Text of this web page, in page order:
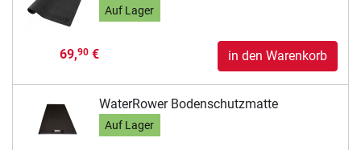
Auf Lager
69,90€ in den Warenkorb
WaterRower Bodenschutzmatte
Auf Lager